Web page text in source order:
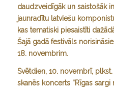
daudzveidīgāk un saistošāk
jaunradītu latviešu
kas tematiski piesaistīti
Šajā gadā festivāls
18. novembrim.
Svētdien, 10. novembrī,
skanēs koncerts “Rīgas sargi